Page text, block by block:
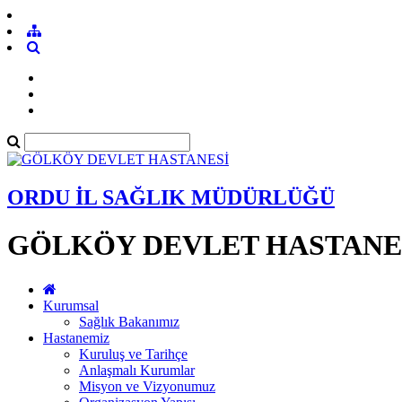
ORDU İL SAĞLIK MÜDÜRLÜĞÜ
GÖLKÖY DEVLET
Kurumsal
Sağlık Bakanımız
Hastanemiz
Kuruluş ve Tarihçe
Anlaşmalı Kurumlar
Misyon ve Vizyonumuz